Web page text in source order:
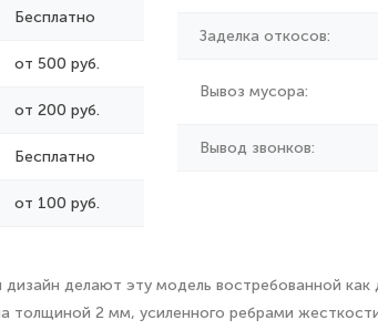
Бесплатно
от 500 руб.
от 200 руб.
Бесплатно
от 100 руб.
Заделка откосов:
Вывоз мусора:
Вывод звонков:
делают эту модель востребованной
толщиной 2 мм, усиленного ребрами